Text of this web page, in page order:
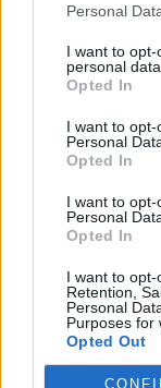
Personal
I want to
personal data.
Opted In
I want to
Personal
Opted In
I want to
Personal
Opted In
I want to opt-
Retention,
Personal
Purposes for
Opted Out
valore
SPORTIELLO-
del portiere
CONSIGLI -
che, da
sarà
all'ultimo con
secondo
momento
schierare
LAFONT-